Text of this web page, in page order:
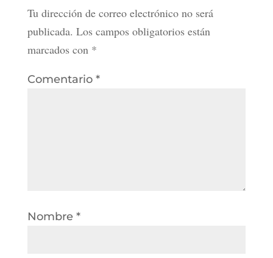
Tu dirección de correo electrónico no será
publicada. Los campos obligatorios están
marcados con *
Comentario *
Nombre *